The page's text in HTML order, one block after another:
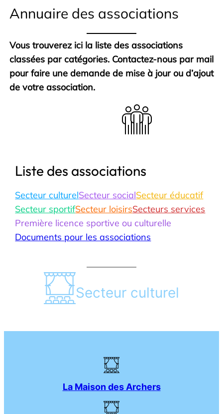
Annuaire des associations
Vous trouverez ici la liste des associations
classées par catégories. Contactez-nous par mail
pour faire une demande de mise à jour ou d’ajout
de votre association.
Liste des associations
Secteur culturelSecteur socialSecteur éducatif
Secteur sportifSecteur loisirsSecteurs services
Première licence sportive ou culturelle
Documents pour les associations
Secteur culturel
La Maison des Archers